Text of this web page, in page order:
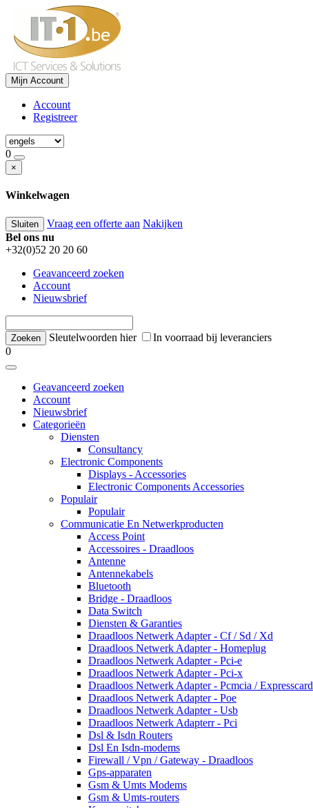
Mijn Account
Account
Registreer
0
×
Winkelwagen
Sluiten Vraag een offerte aan Nakijken
Bel ons nu
+32(0)52 20 20 60
Geavanceerd zoeken
Account
Nieuwsbrief
Sleutelwoorden hier
In voorraad bij leveranciers
0
Geavanceerd zoeken
Account
Nieuwsbrief
Categorieën
Diensten
Consultancy
Electronic Components
Displays - Accessories
Electronic Components Accessories
Populair
Populair
Communicatie En Netwerkproducten
Access Point
Accessoires - Draadloos
Antenne
Antennekabels
Bluetooth
Bridge - Draadloos
Data Switch
Diensten & Garanties
Draadloos Netwerk Adapter - Cf / Sd / Xd
Draadloos Netwerk Adapter - Homeplug
Draadloos Netwerk Adapter - Pci-e
Draadloos Netwerk Adapter - Pci-x
Draadloos Netwerk Adapter - Pcmcia / Expresscard
Draadloos Netwerk Adapter - Poe
Draadloos Netwerk Adapter - Usb
Draadloos Netwerk Adapterr - Pci
Dsl & Isdn Routers
Dsl En Isdn-modems
Firewall / Vpn / Gateway - Draadloos
Gps-apparaten
Gsm & Umts Modems
Gsm & Umts-routers